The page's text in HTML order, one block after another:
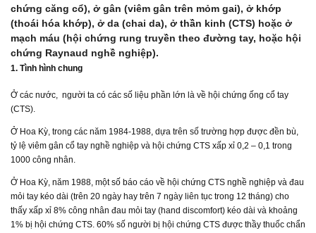
chứng căng cổ), ở gân (viêm gân trên mỏm gai), ở khớp
(thoái hóa khớp), ở da (chai da), ở thần kinh (CTS) hoặc ở
mạch máu (hội chứng rung truyền theo đường tay, hoặc hội
chứng Raynaud nghề nghiệp).
1. Tình hình chung
Ở các nước, người ta có các số liệu phần lớn là về hội chứng ống cổ tay
(CTS).
Ở Hoa Kỳ, trong các năm 1984-1988, dựa trên số trường hợp được đền bù,
tỷ lệ viêm gân cổ tay nghề nghiệp và hội chứng CTS xấp xỉ 0,2 – 0,1 trong
1000 công nhân.
Ở Hoa Kỳ, năm 1988, một số báo cáo về hội chứng CTS nghề nghiệp và đau
mỏi tay kéo dài (trên 20 ngày hay trên 7 ngày liên tục trong 12 tháng) cho
thấy xấp xỉ 8% công nhân đau mỏi tay (hand discomfort) kéo dài và khoảng
1% bị hội chứng CTS. 60% số người bị hội chứng CTS được thầy thuốc chẩn